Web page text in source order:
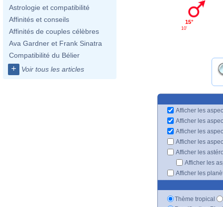
Astrologie et compatibilité
Affinités et conseils
Affinités de couples célèbres
Ava Gardner et Frank Sinatra
Compatibilité du Bélier
+ Voir tous les articles
15°
10'
Afficher les
Afficher les
Afficher les
Afficher les
Afficher les
Afficher les
Afficher les
Thème tropical